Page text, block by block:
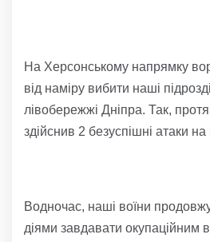
На Херсонському напрямку
від наміру вибити наші
лівобережжі Дніпра. Так,
здійснив 2 безуспішні атаки на
Водночас, наші воїни
діями завдавати окупаційним